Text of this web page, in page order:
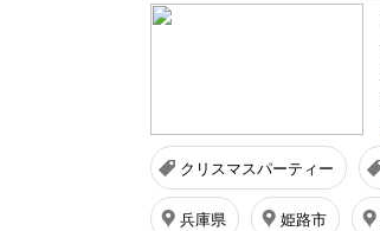
クリスマスパーティー
兵庫県 姫路市